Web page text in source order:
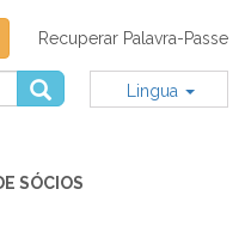
Recuperar Palavra-Passe
Lingua
SÓCIOS